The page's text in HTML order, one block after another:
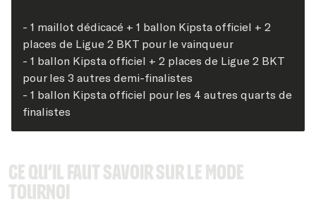
- 1 maillot dédicacé + 1 ballon Kipsta officiel + 2
places de Ligue 2 BKT pour le vainqueur
- 1 ballon Kipsta officiel + 2 places de Ligue 2 BKT
pour les 3 autres demi-finalistes
- 1 ballon Kipsta officiel pour les 4 autres quarts de
finalistes
Ce qu’il faut savoir sur le mode
Tournoi